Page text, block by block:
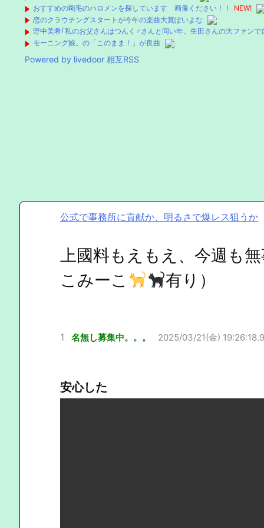
おすすめの剛毛のハロメンを探しています 画像ください！！
NEW!
恋のクラウチングスタートが今年の楽曲大賞ぽいよな
野中美希｢私のお父さんはつんく♂さんと同い年。生田さんの大ファン
モーニング娘。の「このまま！」が良曲
Powered by livedoor 相互RSS
公式で事務所に貢献か、明るさで爆レス狙うか
上國料もえもえ、今週も
こみーこ
有り）
1 名無し募集中。。。 2025/03/21(金)
安心した